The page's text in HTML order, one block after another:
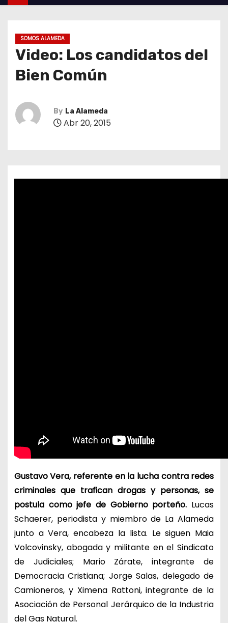
SOMOS ALAMEDA
Video: Los candidatos del
Bien Común
By La Alameda
Abr 20, 2015
Gustavo Vera, referente en la lucha contra redes
criminales que trafican drogas y personas, se
postula como jefe de Gobierno porteño. Lucas
Schaerer, periodista y miembro de La Alameda
junto a Vera, encabeza la lista. Le siguen Maia
Volcovinsky, abogada y militante en el Sindicato
de Judiciales; Mario Zárate, integrante de
Democracia Cristiana; Jorge Salas, delegado de
Camioneros, y Ximena Rattoni, integrante de la
Asociación de Personal Jerárquico de la Industria
del Gas Natural.